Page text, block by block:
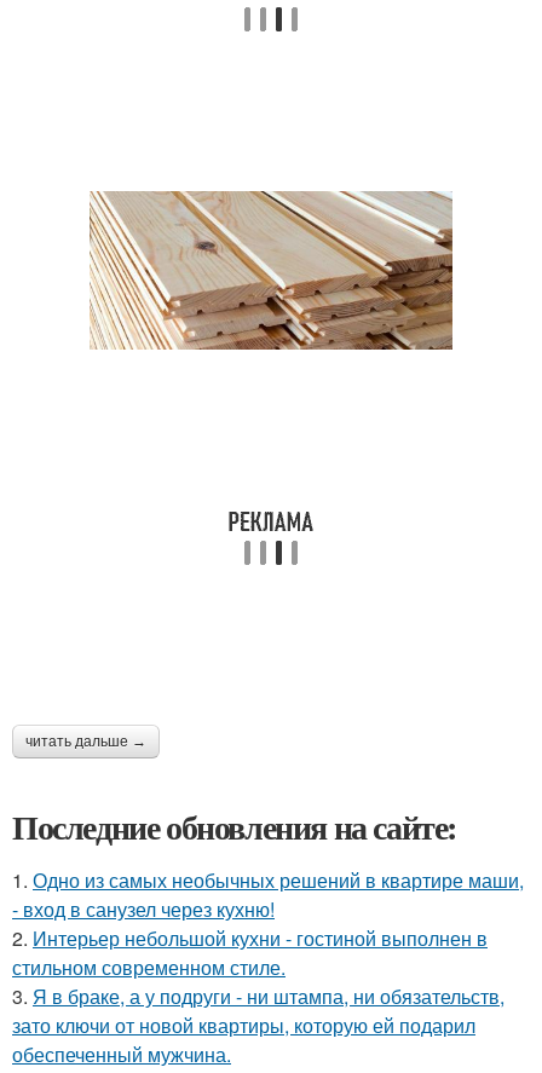
читать дальше →
Последние обновления на сайте:
1. Одно из самых необычных решений в квартире маши,
- вход в санузел через кухню!
2. Интерьер небольшой кухни - гостиной выполнен в
стильном современном стиле.
3. Я в браке, а у подруги - ни штампа, ни обязательств,
зато ключи от новой квартиры, которую ей подарил
обеспеченный мужчина.